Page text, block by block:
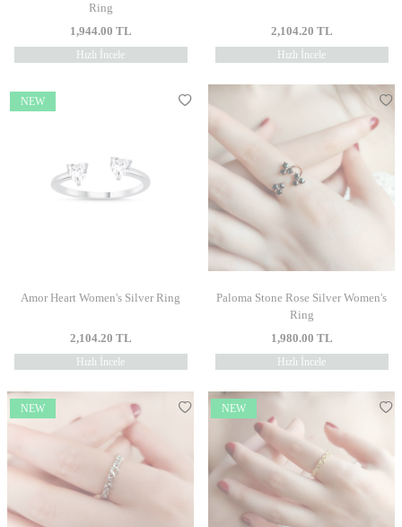
Ring
1,944.00 TL
Hızlı İncele
2,104.20 TL
Hızlı İncele
NEW
Amor Heart Women's Silver Ring
2,104.20 TL
Hızlı İncele
Paloma Stone Rose Silver Women's
Ring
1,980.00 TL
Hızlı İncele
NEW NEW